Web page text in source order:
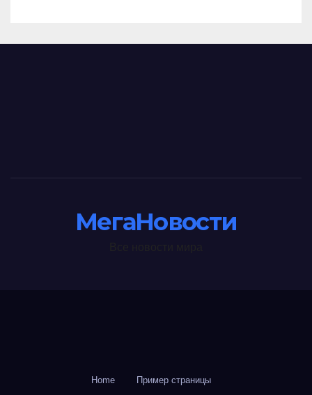
МегаНовости
Home Пример страницы